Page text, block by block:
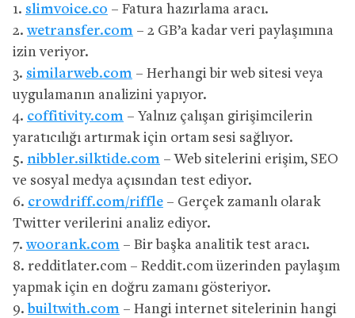
1. slimvoice.co – Fatura hazırlama aracı.
2.wetransfer.com – 2 GB’a kadar veri paylaşımına
izin veriyor.
3. similarweb.com – Herhangi bir web sitesi veya
uygulamanın analizini yapıyor.
4. coffitivity.com – Yalnız çalışan girişimcilerin
yaratıcılığı artırmak için ortam sesi sağlıyor.
5. nibbler.silktide.com – Web sitelerini erişim, SEO
ve sosyal medya açısından test ediyor.
6. crowdriff.com/riffle – Gerçek zamanlı olarak
Twitter verilerini analiz ediyor.
7.woorank.com – Bir başka analitik test aracı.
8. redditlater.com – Reddit.com üzerinden paylaşım
yapmak için en doğru zamanı gösteriyor.
9. builtwith.com – Hangi internet sitelerinin hangi